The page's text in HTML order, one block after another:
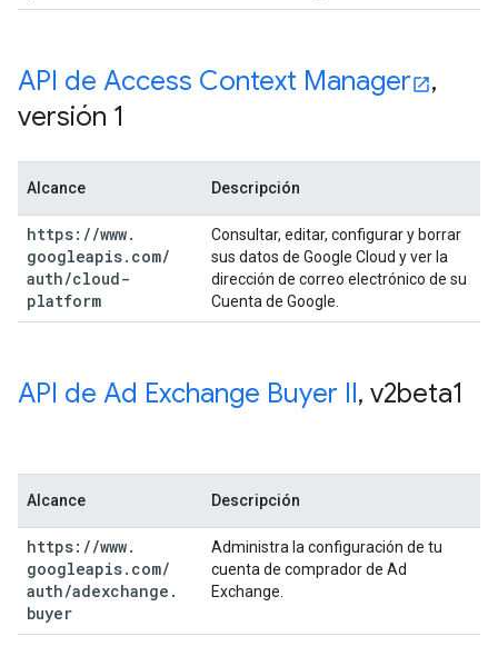
API de Access Context Manager
,
versión 1
Alcance Descripción
https: //www.
googleapis. com/
auth/cloud-
platform
Consultar, editar, configurar y borrar
sus datos de Google Cloud y ver la
dirección de correo electrónico de su
Cuenta de Google.
API de Ad Exchange Buyer II, v2beta1
Alcance Descripción
https: //www.
googleapis. com/
auth/adexchange .
buyer
Administra la configuración de tu
cuenta de comprador de Ad
Exchange.